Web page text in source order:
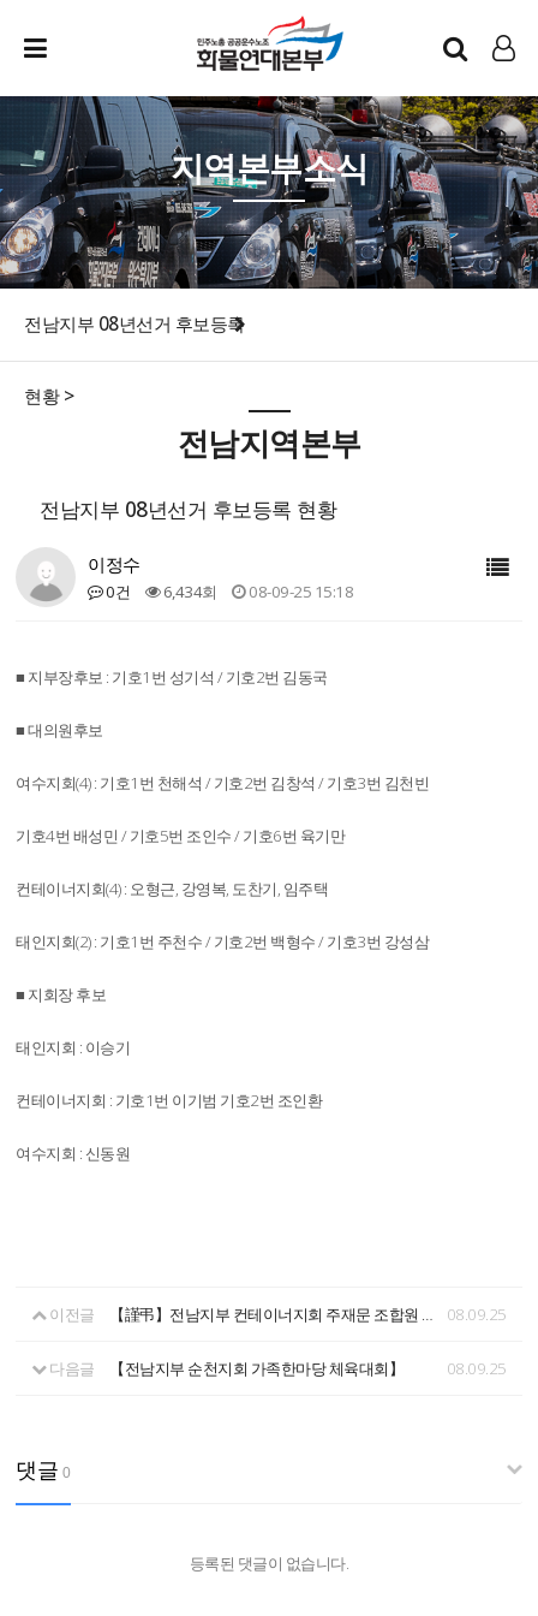
인트라넷
LOG IN
지역본부소식
전남지부 08년선거 후보등록
현황 >
전남지역본부
전남지부 08년선거 후보등록 현황
이정수
0건 6,434회 08-09-25 15:18
■ 지부장후보 : 기호1번 성기석 / 기호2번 김동국
■ 대의원후보
여수지회(4) : 기호1번 천해석 / 기호2번 김창석 / 기호3번 김천빈
기호4번 배성민 / 기호5번 조인수 / 기호6번 육기만
컨테이너지회(4) : 오형근, 강영복, 도찬기, 임주택
태인지회(2) : 기호1번 주천수 / 기호2번 백형수 / 기호3번 강성삼
■ 지회장 후보
태인지회 : 이승기
컨테이너지회 : 기호1번 이기범 기호2번 조인환
여수지회 : 신동원
이전글 【謹弔】전남지부 컨테이너지회 주재문 조합원 모친 별세! 08.09.25
다음글 【전남지부 순천지회 가족한마당 체육대회】 08.09.25
댓글 0
등록된 댓글이 없습니다.